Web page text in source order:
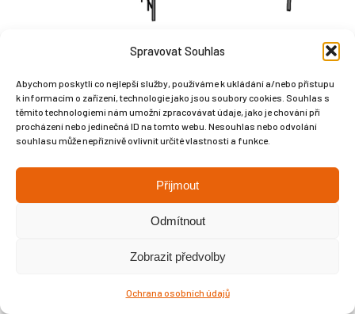
Spravovat Souhlas
Abychom poskytli co nejlepší služby, používáme k ukládání a/nebo přístupu
k informacím o zařízení, technologie jako jsou soubory cookies. Souhlas s
těmito technologiemi nám umožní zpracovávat údaje, jako je chování při
procházení nebo jedinečná ID na tomto webu. Nesouhlas nebo odvolání
souhlasu může nepříznivě ovlivnit určité vlastnosti a funkce.
Přijmout
Odmítnout
Zobrazit předvolby
Ochrana osobních údajů
Copyright © Weiron Dynamics, s.r.o. |